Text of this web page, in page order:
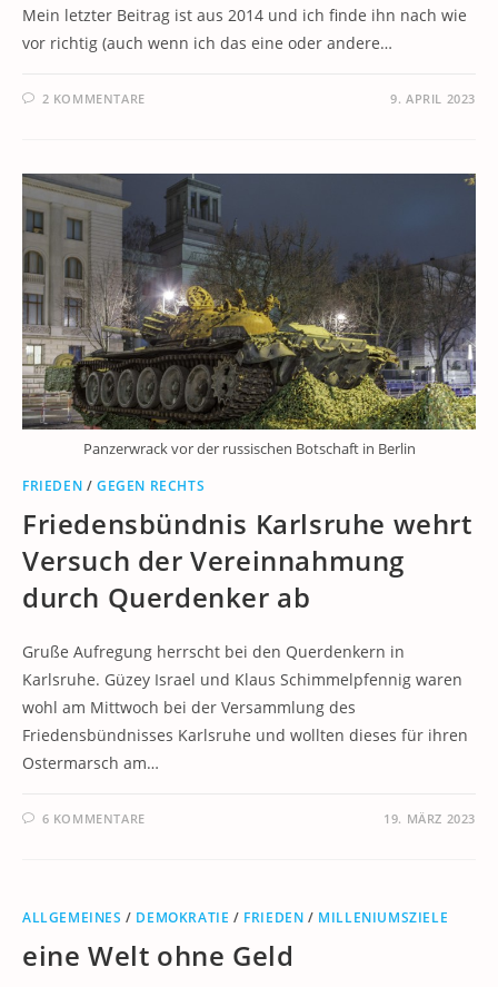
Mein letzter Beitrag ist aus 2014 und ich finde ihn nach wie
vor richtig (auch wenn ich das eine oder andere…
2 KOMMENTARE 9. APRIL 2023
Panzerwrack vor der russischen Botschaft in Berlin
FRIEDEN /GEGEN RECHTS
Friedensbündnis Karlsruhe wehrt
Versuch der Vereinnahmung
durch Querdenker ab
Gruße Aufregung herrscht bei den Querdenkern in
Karlsruhe. Güzey Israel und Klaus Schimmelpfennig waren
wohl am Mittwoch bei der Versammlung des
Friedensbündnisses Karlsruhe und wollten dieses für ihren
Ostermarsch am…
6 KOMMENTARE 19. MÄRZ 2023
ALLGEMEINES / DEMOKRATIE / FRIEDEN / MILLENIUMSZIELE
eine Welt ohne Geld